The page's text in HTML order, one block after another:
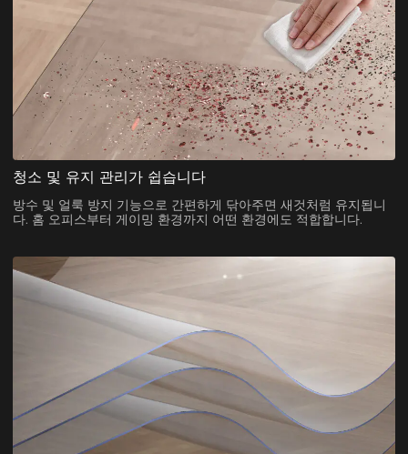
청소 및 유지 관리가 쉽습니다
방수 및 얼룩 방지 기능으로 간편하게 닦아주면 새것처럼 유지됩니
다. 홈 오피스부터 게이밍 환경까지 어떤 환경에도 적합합니다.